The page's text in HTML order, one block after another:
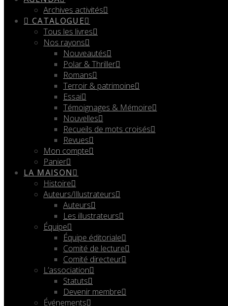
Archives activités
CATALOGUE
Tous les livres
Nos rayons
Nouveautés
Polar & Thriller
Romans
Terroir & patrimoine
Essai
Témoignages & Mémoire
Nouvelles
Recueils de mots croisés
Revues
Mon compte
Panier
LA MAISON
Histoire
Auteurs/Illustrateurs
Auteurs
Les illustrateurs
Équipe
Équipe éditoriale
Comité de lecture
Comité directeur
L’association
Statuts
Devenir membre
Événements